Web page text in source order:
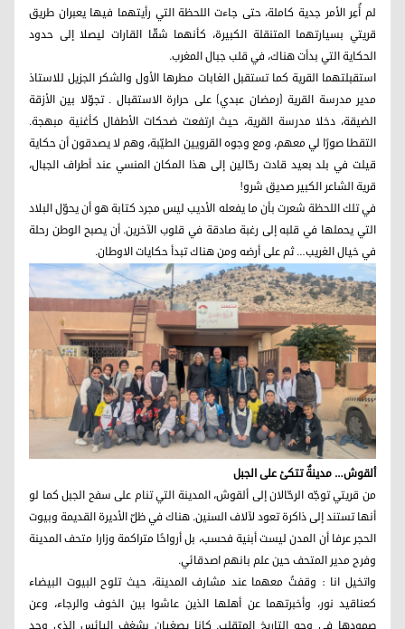
لم أُعِر الأمر جدية كاملة، حتى جاءت اللحظة التي رأيتهما فيها يعبران طريق
قريتي بسيارتهما المتنقلة الكبيرة، كأنهما شقّا القارات ليصلا إلى حدود
الحكاية التي بدأت هناك، في قلب جبال المغرب.
استقبلتهما القرية كما تستقبل الغابات مطرها الأول والشكر الجزيل للاستاذ
مدير مدرسة القرية (رمضان عبدي) على حرارة الاستقبال . تجوّلا بين الأزقة
الضيقة، دخلا مدرسة القرية، حيث ارتفعت ضحكات الأطفال كأغنية مبهجة.
التقطا صورًا لي معهم، ومع وجوه القرويين الطيّبة، وهم لا يصدقون أن حكاية
قيلت في بلد بعيد قادت رحّالين إلى هذا المكان المنسي عند أطراف الجبال،
قرية الشاعر الكبير صديق شرو!
في تلك اللحظة شعرت بأن ما يفعله الأديب ليس مجرد كتابة هو أن يحوّل البلاد
التي يحملها في قلبه إلى رغبة صادقة في قلوب الآخرين. أن يصبح الوطن رحلة
في خيال الغريب… ثم على أرضه ومن هناك تبدأ حكايات الاوطان.
ألقوش… مدينةٌ تتكئ على الجبل
من قريتي توجّه الرحّالان إلى ألقوش، المدينة التي تنام على سفح الجبل كما لو
أنها تستند إلى ذاكرة تعود لآلاف السنين. هناك في ظلّ الأديرة القديمة وبيوت
الحجر عرفا أن المدن ليست أبنية فحسب، بل أرواحًا متراكمة وزارا متحف المدينة
وفرح مدير المتحف حين علم بانهم اصدقائي.
واتخيل انا : وقفتُ معهما عند مشارف المدينة، حيث تلوح البيوت البيضاء
كعناقيد نور، وأخبرتهما عن أهلها الذين عاشوا بين الخوف والرجاء، وعن